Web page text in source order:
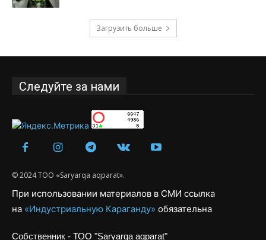
Загрузить больше
Следуйте за нами
© 2024 ТОО «Saryarqa aqparat».
При использовании материалов в СМИ ссылка
на «Индустриальную Караганду» обязательна
Собственник - ТОО "Saryarqa aqparat"